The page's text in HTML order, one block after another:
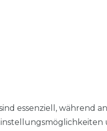
essenziell, während